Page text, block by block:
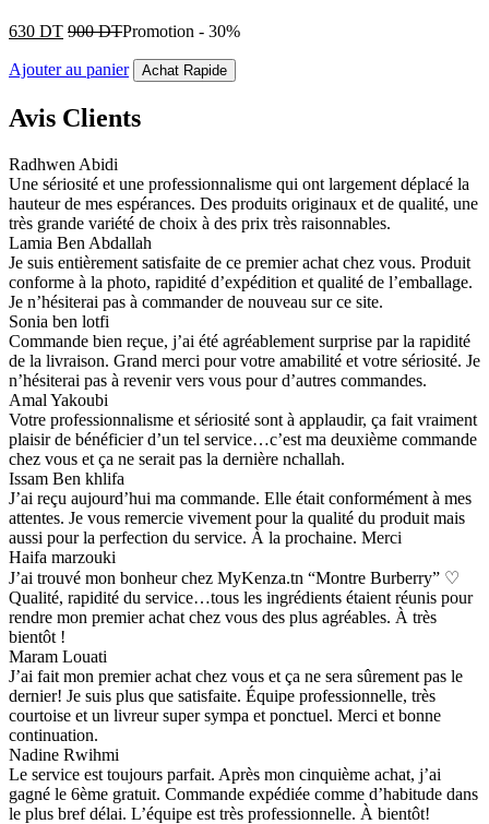
630 DT 900DTPromotion - 30%
Ajouter au panier Achat Rapide
Avis Clients
Radhwen Abidi
Une sériosité et une professionnalisme qui ont largement déplacé la
hauteur de mes espérances. Des produits originaux et de qualité, une
très grande variété de choix à des prix très raisonnables.
Lamia Ben Abdallah
Je suis entièrement satisfaite de ce premier achat chez vous. Produit
conforme à la photo, rapidité d’expédition et qualité de l’emballage.
Je n’hésiterai pas à commander de nouveau sur ce site.
Sonia ben lotfi
Commande bien reçue, j’ai été agréablement surprise par la rapidité
de la livraison. Grand merci pour votre amabilité et votre sériosité. Je
n’hésiterai pas à revenir vers vous pour d’autres commandes.
Amal Yakoubi
Votre professionnalisme et sériosité sont à applaudir, ça fait vraiment
plaisir de bénéficier d’un tel service…c’est ma deuxième commande
chez vous et ça ne serait pas la dernière nchallah.
Issam Ben khlifa
J’ai reçu aujourd’hui ma commande. Elle était conformément à mes
attentes. Je vous remercie vivement pour la qualité du produit mais
aussi pour la perfection du service. À la prochaine. Merci
Haifa marzouki
J’ai trouvé mon bonheur chez MyKenza.tn “Montre Burberry” ♡
Qualité, rapidité du service…tous les ingrédients étaient réunis pour
rendre mon premier achat chez vous des plus agréables. À très
bientôt !
Maram Louati
J’ai fait mon premier achat chez vous et ça ne sera sûrement pas le
dernier! Je suis plus que satisfaite. Équipe professionnelle, très
courtoise et un livreur super sympa et ponctuel. Merci et bonne
continuation.
Nadine Rwihmi
Le service est toujours parfait. Après mon cinquième achat, j’ai
gagné le 6ème gratuit. Commande expédiée comme d’habitude dans
le plus bref délai. L’équipe est très professionnelle. À bientôt!